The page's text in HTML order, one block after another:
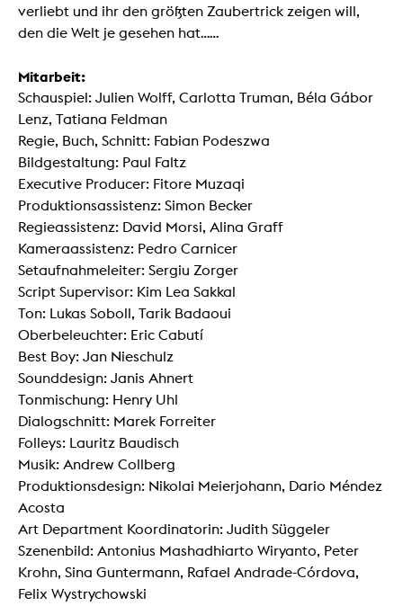
verliebt und ihr den größten Zaubertrick zeigen will,
den die Welt je gesehen hat......
Mitarbeit:
Schauspiel: Julien Wolff, Carlotta Truman, Béla Gábor
Lenz, Tatiana Feldman
Regie, Buch, Schnitt: Fabian Podeszwa
Bildgestaltung: Paul Faltz
Executive Producer: Fitore Muzaqi
Produktionsassistenz: Simon Becker
Regieassistenz: David Morsi, Alina Graff
Kameraassistenz: Pedro Carnicer
Setaufnahmeleiter: Sergiu Zorger
Script Supervisor: Kim Lea Sakkal
Ton: Lukas Soboll, Tarik Badaoui
Oberbeleuchter: Eric Cabutí
Best Boy: Jan Nieschulz
Sounddesign: Janis Ahnert
Tonmischung: Henry Uhl
Dialogschnitt: Marek Forreiter
Folleys: Lauritz Baudisch
Musik: Andrew Collberg
Produktionsdesign: Nikolai Meierjohann, Dario Méndez
Acosta
Art Department Koordinatorin: Judith Süggeler
Szenenbild: Antonius Mashadhiarto Wiryanto, Peter
Krohn, Sina Guntermann, Rafael Andrade-Córdova,
Felix Wystrychowski